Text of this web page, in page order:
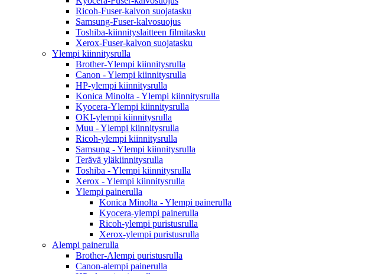
Ricoh-Fuser-kalvon suojatasku
Samsung-Fuser-kalvosuojus
Toshiba-kiinnityslaitteen filmitasku
Xerox-Fuser-kalvon suojatasku
Ylempi kiinnitysrulla
Brother-Ylempi kiinnitysrulla
Canon - Ylempi kiinnitysrulla
HP-ylempi kiinnitysrulla
Konica Minolta - Ylempi kiinnitysrulla
Kyocera-Ylempi kiinnitysrulla
OKI-ylempi kiinnitysrulla
Muu - Ylempi kiinnitysrulla
Ricoh-ylempi kiinnitysrulla
Samsung - Ylempi kiinnitysrulla
Terävä yläkiinnitysrulla
Toshiba - Ylempi kiinnitysrulla
Xerox - Ylempi kiinnitysrulla
Ylempi painerulla
Konica Minolta - Ylempi painerulla
Kyocera-ylempi painerulla
Ricoh-ylempi puristusrulla
Xerox-ylempi puristusrulla
Alempi painerulla
Brother-Alempi puristusrulla
Canon-alempi painerulla